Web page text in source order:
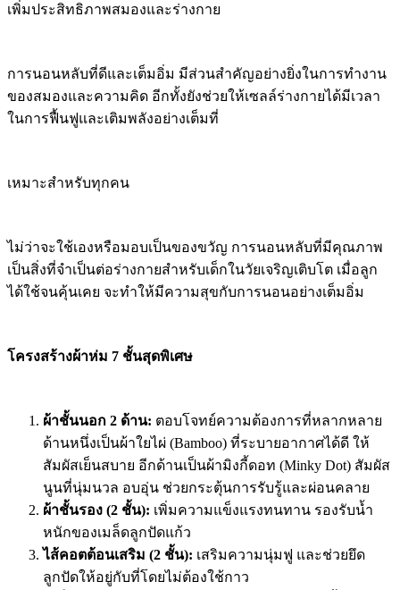
เพิ่มประสิทธิภาพสมองและร่างกาย
การนอนหลับที่ดีและเต็มอิ่ม มีส่วนสำคัญอย่างยิ่งในการทำงาน
ของสมองและความคิด อีกทั้งยังช่วยให้เซลล์ร่างกายได้มีเวลา
ในการฟื้นฟูและเติมพลังอย่างเต็มที่
เหมาะสำหรับทุกคน
ไม่ว่าจะใช้เองหรือมอบเป็นของขวัญ การนอนหลับที่มีคุณภาพ
เป็นสิ่งที่จำเป็นต่อร่างกายสำหรับเด็กในวัยเจริญเติบโต เมื่อลูก
ได้ใช้จนคุ้นเคย จะทำให้มีความสุขกับการนอนอย่างเต็มอิ่ม
โครงสร้างผ้าห่ม 7 ชั้นสุดพิเศษ
ผ้าชั้นนอก 2 ด้าน: ตอบโจทย์ความต้องการที่หลากหลาย
ด้านหนึ่งเป็นผ้าใยไผ่ (Bamboo) ที่ระบายอากาศได้ดี ให้
สัมผัสเย็นสบาย อีกด้านเป็นผ้ามิงกี้ดอท (Minky Dot) สัมผัส
นูนที่นุ่มนวล อบอุ่น ช่วยกระตุ้นการรับรู้และผ่อนคลาย
ผ้าชั้นรอง (2 ชั้น): เพิ่มความแข็งแรงทนทาน รองรับน้ำ
หนักของเมล็ดลูกปัดแก้ว
ไส้คอตต้อนเสริม (2 ชั้น): เสริมความนุ่มฟู และช่วยยึด
ลูกปัดให้อยู่กับที่โดยไม่ต้องใช้กาว